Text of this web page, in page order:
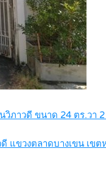
วิภาวดี ขนาด 24 ตร.วา
แขวงตลาดบางเขน เขต